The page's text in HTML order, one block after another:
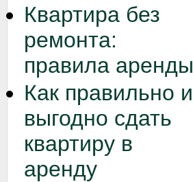
Квартира без
ремонта:
правила аренды
Как правильно и
выгодно сдать
квартиру в
аренду